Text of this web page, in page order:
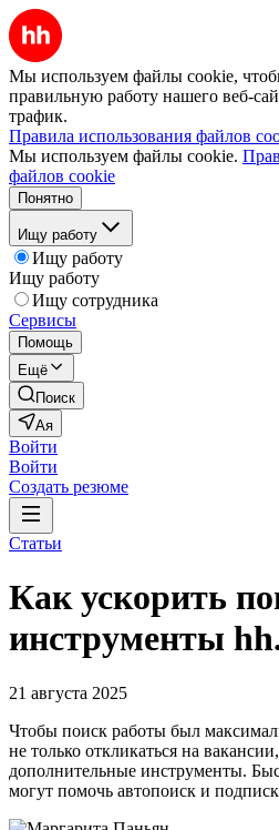
Мы используем файлы cookie,
правильную работу нашего веб-
трафик.
Правила использования файлов
Мы используем файлы cookie.
файлов cookie
Понятно
Ищу работу
Ищу работу
Ищу работу
Ищу сотрудника
Сервисы
Помощь
Ещё
Поиск
Ая
Войти
Войти
Создать резюме
Статьи
Как ускорить
инструменты
21 августа 2025
Чтобы поиск работы был
не только откликаться на
дополнительные инструменты.
могут помочь автопоиск и